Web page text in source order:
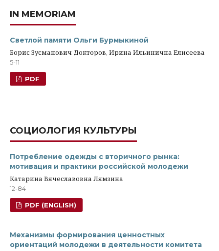
IN MEMORIAM
Светлой памяти Ольги Бурмыкиной
Борис Зусманович Докторов, Ирина Ильинична Елисеева
5-11
PDF
СОЦИОЛОГИЯ КУЛЬТУРЫ
Потребление одежды с вторичного рынка:
мотивация и практики российской молодежи
Катарина Вячеславовна Лямзина
12-84
PDF (ENGLISH)
Механизмы формирования ценностных
ориентаций молодежи в деятельности комитета